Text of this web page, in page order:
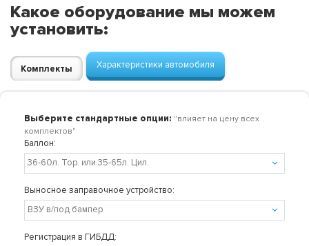
Какое оборудование мы можем
установить:
Комплекты Характеристики автомобиля
Выберите стандартные опции: "влияет на цену всех
комплектов"
Баллон:
Выносное заправочное устройство:
Регистрация в ГИБДД: